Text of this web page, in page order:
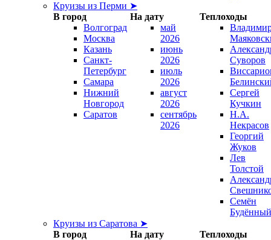
Круизы из Перми ➤
В город
На дату
Теплоходы
Волгоград
Москва
Казань
Санкт-
Петербург
Самара
Нижний
Новгород
Саратов
май
2026
июнь
2026
июль
2026
август
2026
сентябрь
2026
Суворов
Сергей
Кучкин
Н.А.
Некрасов
Георгий
Жуков
Лев
Толстой
Семён
Будённый
Круизы из Саратова ➤
В город
На дату
Теплоходы